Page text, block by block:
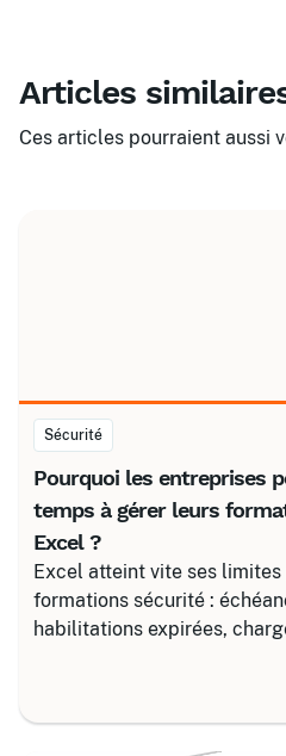
Articles
Ces articles pourraient aussi
Sécurité
Pourquoi les entreprises
temps à gérer leurs
Excel ?
Excel atteint vite ses
formations sécurité :
habilitations expirées,
croissante. Découvrez
fiable en associant un
Certalis et un logiciel de